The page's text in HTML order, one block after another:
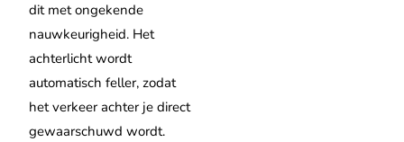
dit met ongekende
nauwkeurigheid. Het
achterlicht wordt
automatisch feller, zodat
het verkeer achter je direct
gewaarschuwd wordt.